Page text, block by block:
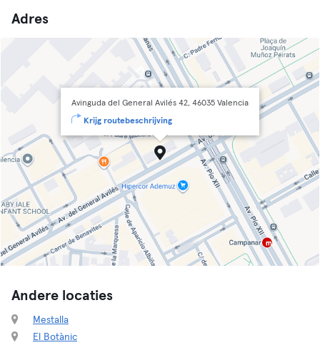
Adres
Avinguda del General Avilés 42, 46035 Valencia
Krijg routebeschrijving
Andere locaties
Mestalla
El Botànic